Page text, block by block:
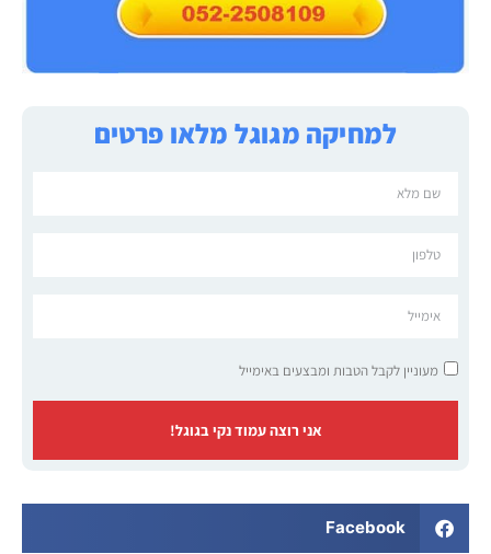
למחיקה מגוגל מלאו פרטים
מעוניין לקבל הטבות ומבצעים באימייל
אני רוצה עמוד נקי בגוגל!
Facebook